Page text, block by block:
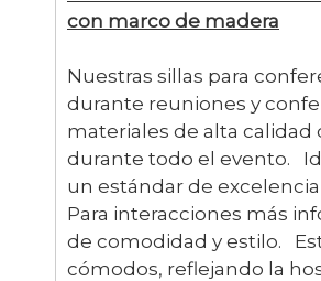
con marco de madera
Nuestras sillas para
durante reuniones y
materiales de alta
durante todo el evento.
un estándar de
Para interacciones más
de comodidad y estilo.
cómodos, reflejando la